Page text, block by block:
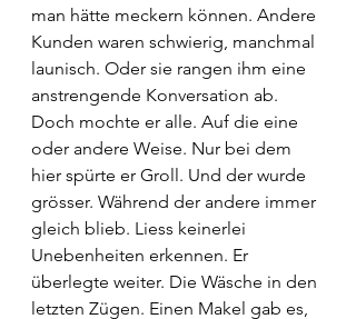
man hätte meckern können. Andere
Kunden waren schwierig, manchmal
launisch. Oder sie rangen ihm eine
anstrengende Konversation ab.
Doch mochte er alle. Auf die eine
oder andere Weise. Nur bei dem
hier spürte er Groll. Und der wurde
grösser. Während der andere immer
gleich blieb. Liess keinerlei
Unebenheiten erkennen. Er
überlegte weiter. Die Wäsche in den
letzten Zügen. Einen Makel gab es,